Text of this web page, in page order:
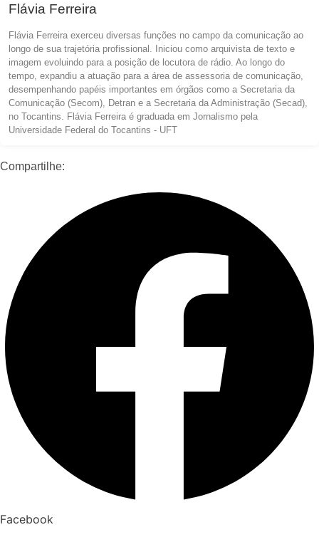
Flávia Ferreira
Flávia Ferreira exerceu diversas funções no campo da comunicação ao
longo de sua trajetória profissional. Iniciou como arquivista de texto e
imagem evoluindo para a posição de locutora de rádio. Ao longo do
tempo, expandiu a atuação para a área de assessoria de comunicação,
desempenhando papéis importantes em órgãos como a Secretaria da
Comunicação (Secom), Detran e a Secretaria da Administração (Secad),
no Tocantins. Flávia Ferreira é graduada em Jornalismo pela
Universidade Federal do Tocantins - UFT
Compartilhe:
Facebook